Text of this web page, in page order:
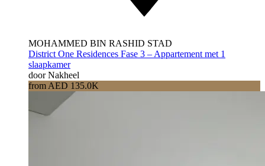
MOHAMMED BIN RASHID STAD
District One Residences Fase 3 – Appartement met 1
slaapkamer
door Nakheel
from AED 135.0K